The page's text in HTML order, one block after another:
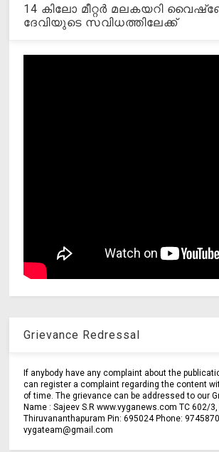
14 കിലോ മീറ്റര്‍ മലകയറി
ദേവിയുടെ സവിധത്തിലേക്ക്
Grievance Redressal
If anybody have any complaint about the
can register a complaint regarding the content
of time. The grievance can be addressed to our
Name : Sajeev S.R www.vyganews.com TC 602/
Thiruvananthapuram Pin: 695024 Phone:
vygateam@gmail.com